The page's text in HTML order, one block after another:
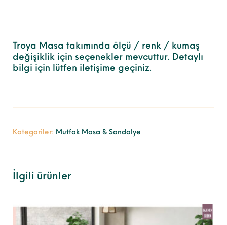
Troya Masa takımında ölçü / renk / kumaş
değişiklik için seçenekler mevcuttur. Detaylı
bilgi için lütfen iletişime geçiniz.
Kategoriler: Mutfak Masa & Sandalye
İlgili ürünler